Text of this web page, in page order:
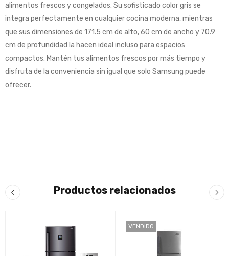
alimentos frescos y congelados. Su sofisticado color gris se
integra perfectamente en cualquier cocina moderna, mientras
que sus dimensiones de 171.5 cm de alto, 60 cm de ancho y 70.9
cm de profundidad la hacen ideal incluso para espacios
compactos. Mantén tus alimentos frescos por más tiempo y
disfruta de la conveniencia sin igual que solo Samsung puede
ofrecer.
Productos relacionados
VENDIDO